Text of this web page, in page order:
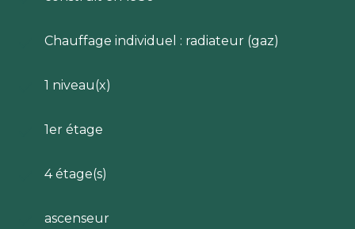
Les fenêtres en double vitrage garantissent une
Chauffage individuel : radiateur (gaz)
1 niveau(x)
1er étage
4 étage(s)
ascenseur